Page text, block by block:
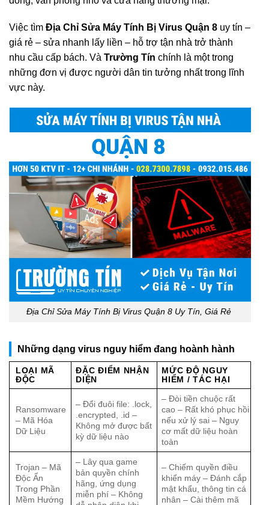
Việc tìm Địa Chỉ Sửa Máy Tính Bị Virus Quận 8 uy tín –
giá rẻ – sửa nhanh lấy liền – hỗ trợ tận nhà trở thành
nhu cầu cấp bách. Và Trường Tín chính là một trong
những đơn vị được người dân tin tưởng nhất trong lĩnh
vực này.
Địa Chỉ Sửa Máy Tính Bị Virus Quận 8 Uy Tín, Giá Rẻ
Những dạng virus nguy hiểm đang hoành hành
LOẠI MÃ
ĐỘC
ĐẶC ĐIỂM NHẬN
DIỆN
MỨC ĐỘ NGUY
HIỂM / TÁC HẠI
Ransomware
– Mã Hóa
Dữ Liệu
– Đổi đuôi file: .lock,
.encrypted, .id –
Không mở được bất
kỳ dữ liệu nào
– Đòi tiền chuộc rất
cao – Rất khó phục hồi
nếu xử lý sai – Nguy
cơ mất dữ liệu hoàn
toàn
Trojan – Mã
Độc Ẩn
Trong Phần
Mềm Hướng
– Lây qua game
bản quyền chính
hãng, ứng dụng
miễn phí – Không
– Chiếm quyền điều
khiển máy – Đánh cắp
mật khẩu, thông tin cá
nhân – Cài thêm mã